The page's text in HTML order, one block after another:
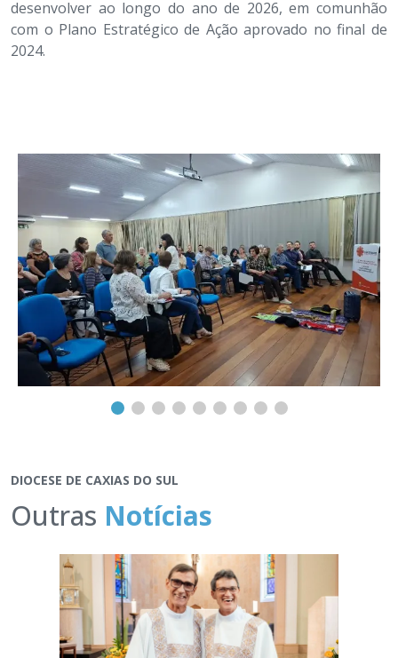
desenvolver ao longo do ano de 2026, em comunhão
com o Plano Estratégico de Ação aprovado no final de
2024.
DIOCESE DE CAXIAS DO SUL
Outras Notícias